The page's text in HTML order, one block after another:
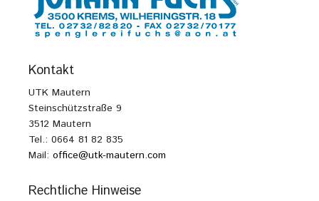
Kontakt
UTK Mautern
Steinschützstraße 9
3512 Mautern
Tel.: 0664 81 82 835
Mail: office@utk-mautern.com
Rechtliche Hinweise